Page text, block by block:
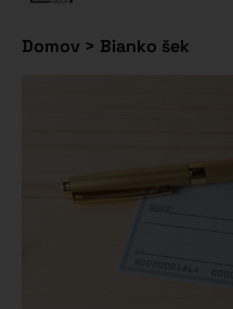
Domov > Bianko šek